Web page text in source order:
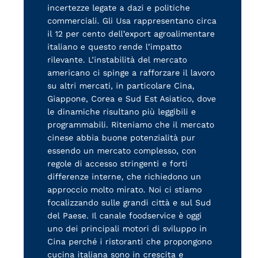
incertezze legate a dazi e politiche
commerciali. Gli Usa rappresentano circa
il 12 per cento dell’export agroalimentare
italiano e questo rende l’impatto
rilevante. L’instabilità del mercato
americano ci spinge a rafforzare il lavoro
su altri mercati, in particolare Cina,
Giappone, Corea e Sud Est Asiatico, dove
le dinamiche risultano più leggibili e
programmabili. Riteniamo che il mercato
cinese abbia buone potenzialità pur
essendo un mercato complesso, con
regole di accesso stringenti e forti
differenze interne, che richiedono un
approccio molto mirato. Noi ci stiamo
focalizzando sulle grandi città e sul Sud
del Paese. Il canale foodservice è oggi
uno dei principali motori di sviluppo in
Cina perché i ristoranti che propongono
cucina italiana sono in crescita e